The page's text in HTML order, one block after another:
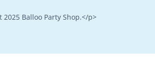
Balloo Party Shop.</p>